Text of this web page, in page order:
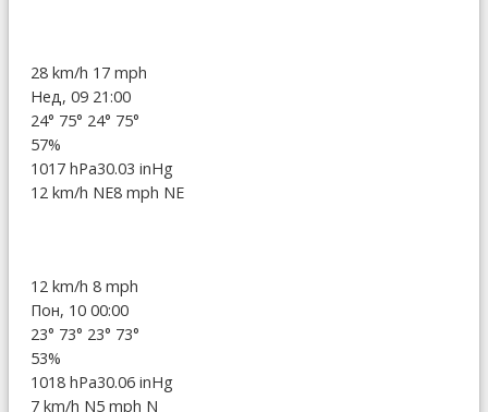
28 km/h 17 mph
Нед, 09 21:00
24° 75° 24° 75°
57%
1017 hPa30.03 inHg
12 km/h NE8 mph NE
12 km/h 8 mph
Пон, 10 00:00
23° 73° 23° 73°
53%
1018 hPa30.06 inHg
7 km/h N5 mph N